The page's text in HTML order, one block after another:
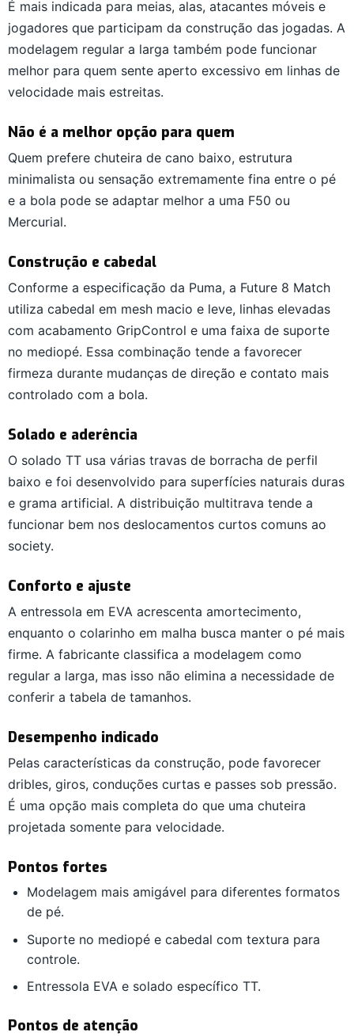
É mais indicada para meias, alas, atacantes móveis e
jogadores que participam da construção das jogadas. A
modelagem regular a larga também pode funcionar
melhor para quem sente aperto excessivo em linhas de
velocidade mais estreitas.
Não é a melhor opção para quem
Quem prefere chuteira de cano baixo, estrutura
minimalista ou sensação extremamente fina entre o pé
e a bola pode se adaptar melhor a uma F50 ou
Mercurial.
Construção e cabedal
Conforme a especificação da Puma, a Future 8 Match
utiliza cabedal em mesh macio e leve, linhas elevadas
com acabamento GripControl e uma faixa de suporte
no mediopé. Essa combinação tende a favorecer
firmeza durante mudanças de direção e contato mais
controlado com a bola.
Solado e aderência
O solado TT usa várias travas de borracha de perfil
baixo e foi desenvolvido para superfícies naturais duras
e grama artificial. A distribuição multitrava tende a
funcionar bem nos deslocamentos curtos comuns ao
society.
Conforto e ajuste
A entressola em EVA acrescenta amortecimento,
enquanto o colarinho em malha busca manter o pé mais
firme. A fabricante classifica a modelagem como
regular a larga, mas isso não elimina a necessidade de
conferir a tabela de tamanhos.
Desempenho indicado
Pelas características da construção, pode favorecer
dribles, giros, conduções curtas e passes sob pressão.
É uma opção mais completa do que uma chuteira
projetada somente para velocidade.
Pontos fortes
Modelagem mais amigável para diferentes formatos
de pé.
Suporte no mediopé e cabedal com textura para
controle.
Entressola EVA e solado específico TT.
Pontos de atenção